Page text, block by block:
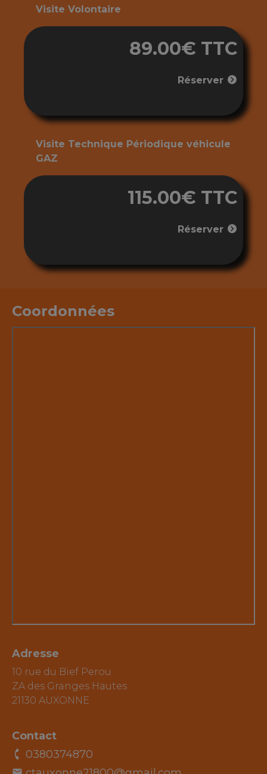
Visite Volontaire
89.00€ TTC
Réserver
Visite Technique Périodique véhicule
GAZ
115.00€ TTC
Réserver
Coordonnées
Adresse
10 rue du Bief Perou
ZA des Granges Hautes
21130 AUXONNE
Contact
0380374870